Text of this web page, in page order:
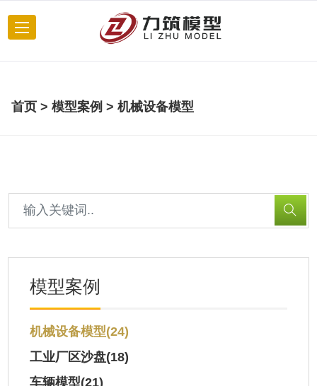
首页 >模型案例 >机械设备模型
模型案例
机械设备模型(24)
工业厂区沙盘(18)
车辆模型(21)